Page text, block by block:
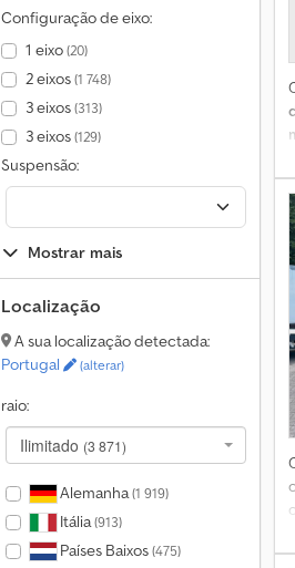
Configuração de eixo:
1 eixo(20)
2 eixos(1 748)
3 eixos(313)
3 eixos(129)
Suspensão:
Mostrar mais
Localização
A sua localização detectada:
Portugal
(alterar)
raio:
Ilimitado (3 871)
Alemanha(1 919)
Itália(913)
Países Baixos(475)